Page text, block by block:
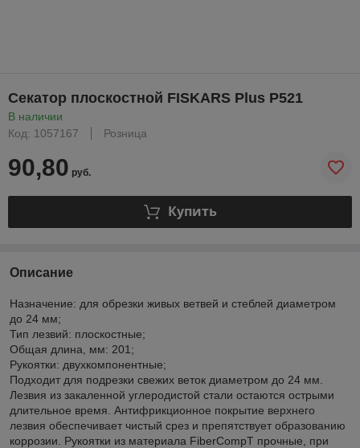
Секатор плоскостной FISKARS Plus P521
В наличии
Код: 1057167
Розница
90,80 руб.
Купить
Описание
Назначение: для обрезки живых ветвей и стеблей диаметром
до 24 мм;
Тип лезвий: плоскостные;
Общая длина, мм: 201;
Рукоятки: двухкомпонентные;
Подходит для подрезки свежих веток диаметром до 24 мм.
Лезвия из закаленной углеродистой стали остаются острыми
длительное время. Антифрикционное покрытие верхнего
лезвия обеспечивает чистый срез и препятствует образованию
коррозии. Рукоятки из материала FiberCompT прочные, при